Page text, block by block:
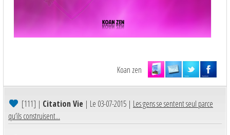
Koan zen
[111] | Citation Vie | Le 03-07-2015 | Les gens se sentent seul parce
qu’ils construisent...